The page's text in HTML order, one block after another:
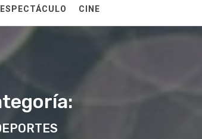
ESPECTÁCULO CINE